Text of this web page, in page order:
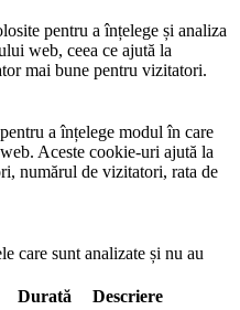
pentru a înțelege și analiza
web, ceea ce ajută la
mai bune pentru vizitatori.
a înțelege modul în care
Aceste cookie-uri ajută la
numărul de vizitatori, rata de
care sunt analizate și nu au
Durată
Descriere